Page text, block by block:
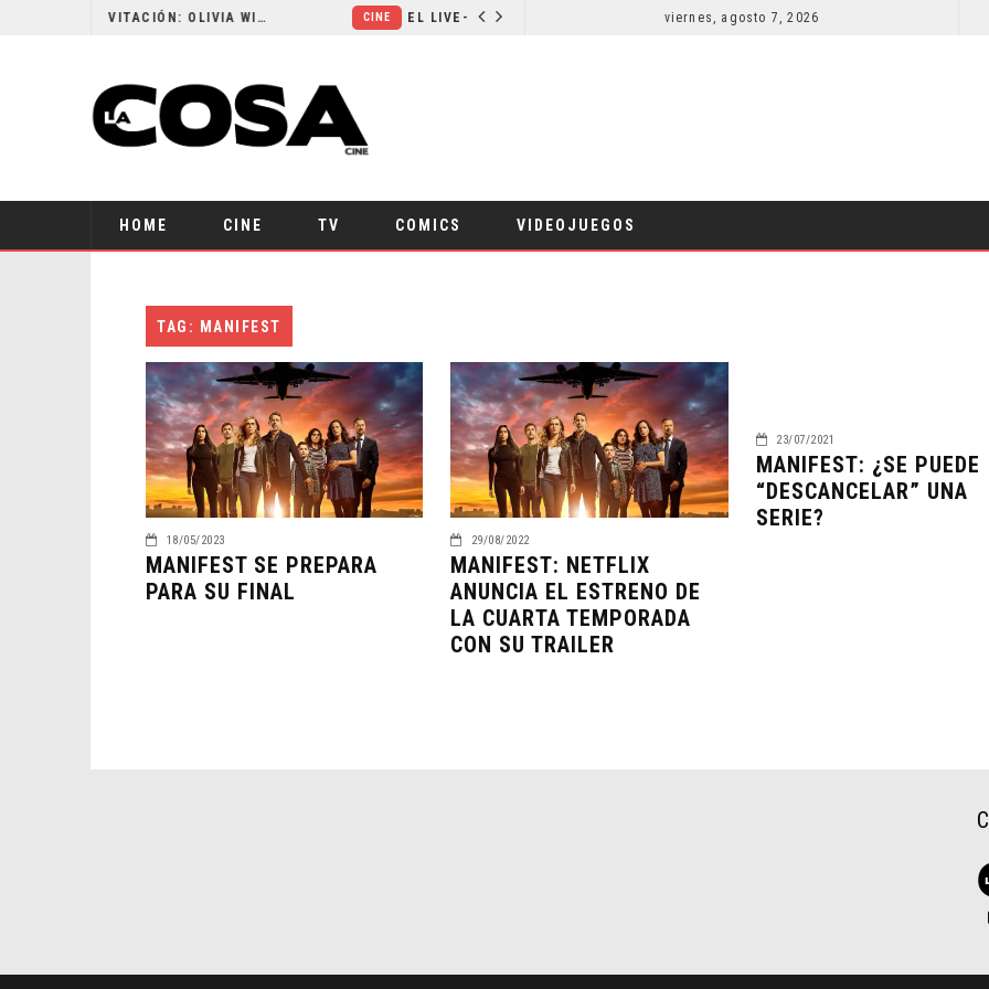
RESEÑA LA INVITACIÓN: OLIVIA WILDE REFLEXIONA SOBRE LA VIDA CONYUGAL CINE
viernes, agosto 7, 2026
HOME CINE TV COMICS VIDEOJUEGOS
TAG: MANIFEST
18/05/2023
MANIFEST SE PREPARA
PARA SU FINAL
29/08/2022
MANIFEST: NETFLIX
ANUNCIA EL ESTRENO DE
LA CUARTA TEMPORADA
CON SU TRAILER
23/07/2021
MANIFEST: ¿SE PUEDE
“DESCANCELAR” UNA
SERIE?